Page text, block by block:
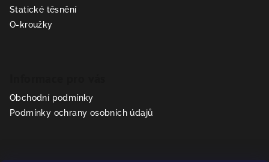
Statické těsnění
O-kroužky
Obchodní podmínky
Podmínky ochrany osobních údajů